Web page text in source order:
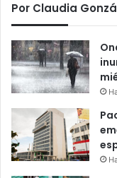
Por Claudia